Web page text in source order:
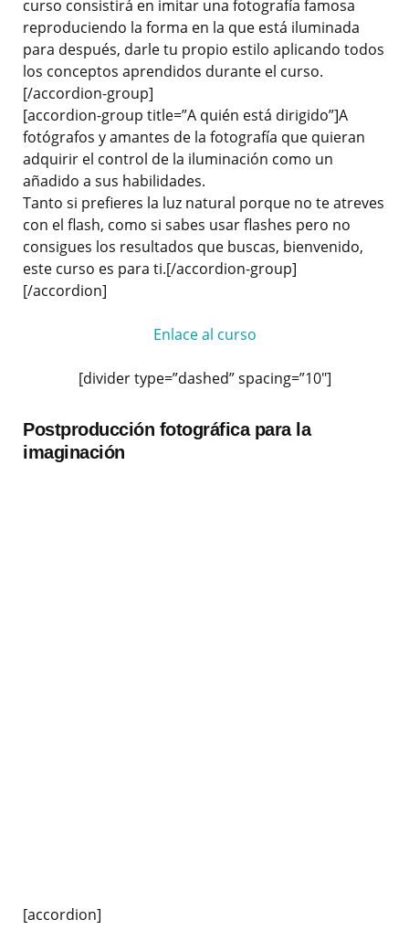
curso consistirá en imitar una fotografía famosa
reproduciendo la forma en la que está iluminada
para después, darle tu propio estilo aplicando todos
los conceptos aprendidos durante el curso.
[/accordion-group]
[accordion-group title=”A quién está dirigido”]A
fotógrafos y amantes de la fotografía que quieran
adquirir el control de la iluminación como un
añadido a sus habilidades.
Tanto si prefieres la luz natural porque no te atreves
con el flash, como si sabes usar flashes pero no
consigues los resultados que buscas, bienvenido,
este curso es para ti.[/accordion-group]
[/accordion]
Enlace al curso
[divider type=”dashed” spacing=”10″]
Postproducción fotográfica para la
imaginación
[accordion]